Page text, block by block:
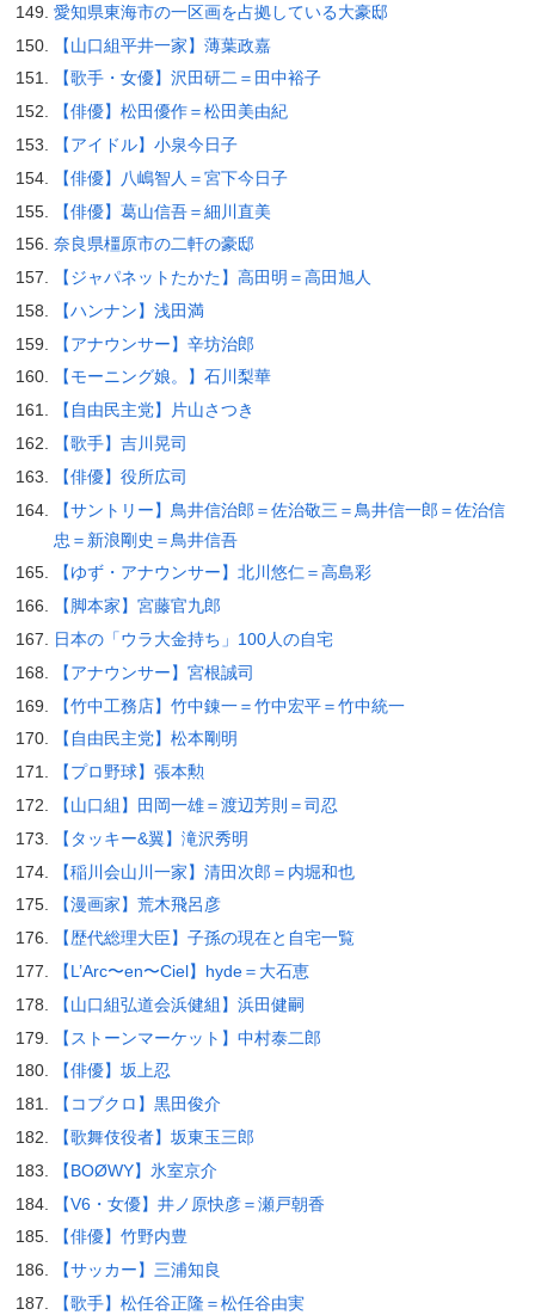
愛知県東海市の一区画を占拠している大豪邸
【山口組平井一家】薄葉政嘉
【歌手・女優】沢田研二＝田中裕子
【俳優】松田優作＝松田美由紀
【アイドル】小泉今日子
【俳優】八嶋智人＝宮下今日子
【俳優】葛山信吾＝細川直美
奈良県橿原市の二軒の豪邸
【ジャパネットたかた】高田明＝高田旭人
【ハンナン】浅田満
【アナウンサー】辛坊治郎
【モーニング娘。】石川梨華
【自由民主党】片山さつき
【歌手】吉川晃司
【俳優】役所広司
【サントリー】鳥井信治郎＝佐治敬三＝鳥井信一郎＝佐治信
忠＝新浪剛史＝鳥井信吾
【ゆず・アナウンサー】北川悠仁＝高島彩
【脚本家】宮藤官九郎
日本の「ウラ大金持ち」100人の自宅
【アナウンサー】宮根誠司
【竹中工務店】竹中錬一＝竹中宏平＝竹中統一
【自由民主党】松本剛明
【プロ野球】張本勲
【山口組】田岡一雄＝渡辺芳則＝司忍
【タッキー&翼】滝沢秀明
【稲川会山川一家】清田次郎＝内堀和也
【漫画家】荒木飛呂彦
【歴代総理大臣】子孫の現在と自宅一覧
【L’Arc〜en〜Ciel】hyde＝大石恵
【山口組弘道会浜健組】浜田健嗣
【ストーンマーケット】中村泰二郎
【俳優】坂上忍
【コブクロ】黒田俊介
【歌舞伎役者】坂東玉三郎
【BOØWY】氷室京介
【V6・女優】井ノ原快彦＝瀬戸朝香
【俳優】竹野内豊
【サッカー】三浦知良
【歌手】松任谷正隆＝松任谷由実